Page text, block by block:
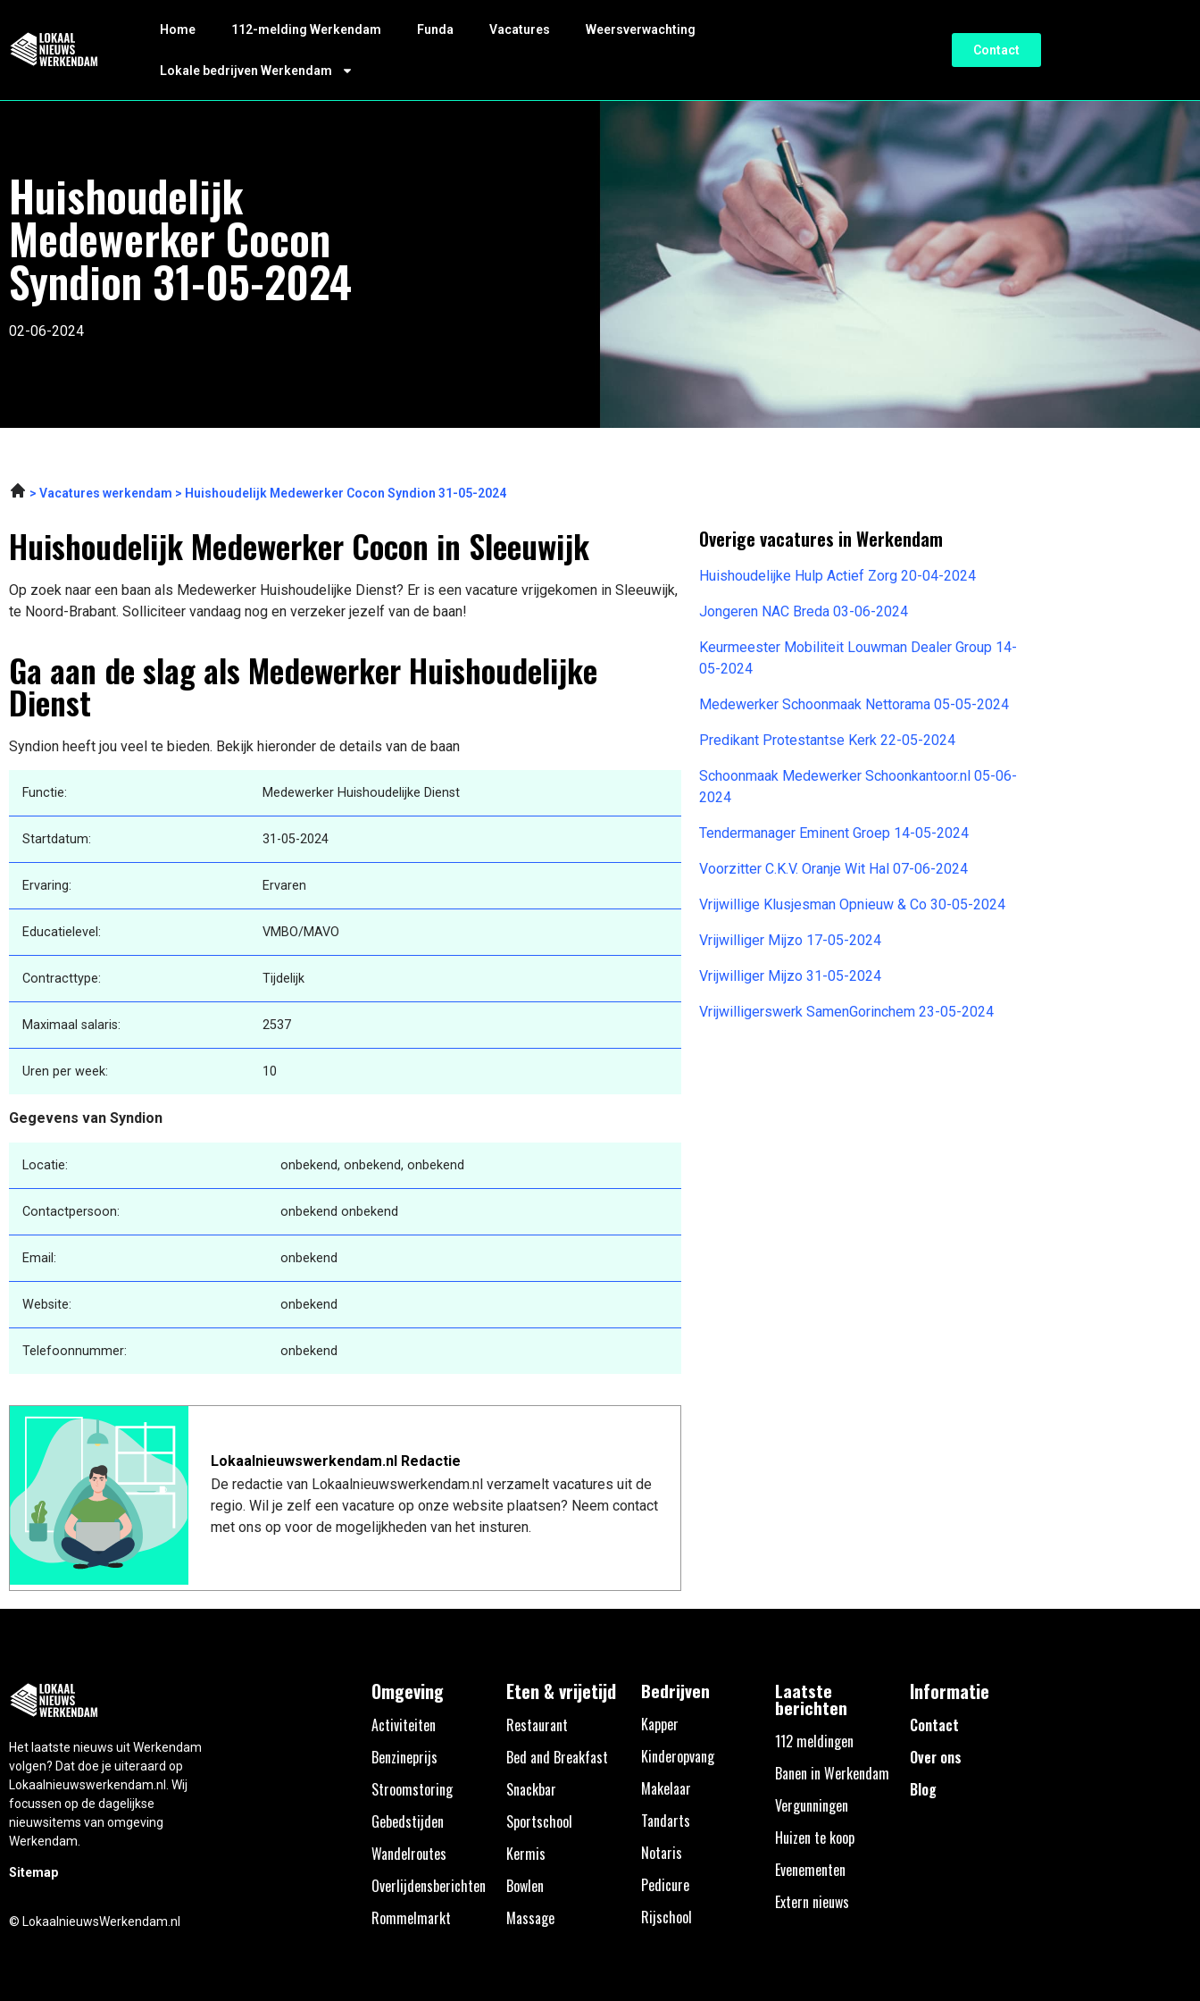
Home 112-melding Werkendam Funda Vacatures Weersverwachting
Lokale bedrijven Werkendam
Contact
Huishoudelijk
Medewerker Cocon
Syndion 31-05-2024
02-06-2024
Vacatures werkendam Huishoudelijk Medewerker Cocon Syndion 31-05-2024
Huishoudelijk Medewerker Cocon in Sleeuwijk
Op zoek naar een baan als Medewerker Huishoudelijke Dienst? Er is een vacature vrijgekomen in Sleeuwijk,
te Noord-Brabant. Solliciteer vandaag nog en verzeker jezelf van de baan!
Ga aan de slag als Medewerker Huishoudelijke
Dienst
Syndion heeft jou veel te bieden. Bekijk hieronder de details van de baan
Functie: Medewerker Huishoudelijke Dienst
Startdatum: 31-05-2024
Ervaring: Ervaren
Educatielevel: VMBO/MAVO
Contracttype: Tijdelijk
Maximaal salaris: 2537
Uren per week: 10
Gegevens van Syndion
Locatie: onbekend, onbekend, onbekend
Contactpersoon: onbekend onbekend
Email: onbekend
Website: onbekend
Telefoonnummer: onbekend
Lokaalnieuwswerkendam.nl Redactie
De redactie van Lokaalnieuwswerkendam.nl verzamelt vacatures uit de
regio. Wil je zelf een vacature op onze website plaatsen? Neem contact
met ons op voor de mogelijkheden van het insturen.
Overige vacatures in Werkendam
Huishoudelijke Hulp Actief Zorg 20-04-2024
Jongeren NAC Breda 03-06-2024
Keurmeester Mobiliteit Louwman Dealer Group 14-
05-2024
Medewerker Schoonmaak Nettorama 05-05-2024
Predikant Protestantse Kerk 22-05-2024
Schoonmaak Medewerker Schoonkantoor.nl 05-06-
2024
Tendermanager Eminent Groep 14-05-2024
Voorzitter C.K.V. Oranje Wit Hal 07-06-2024
Vrijwillige Klusjesman Opnieuw & Co 30-05-2024
Vrijwilliger Mijzo 17-05-2024
Vrijwilliger Mijzo 31-05-2024
Vrijwilligerswerk SamenGorinchem 23-05-2024
Het laatste nieuws uit Werkendam
volgen? Dat doe je uiteraard op
Lokaalnieuwswerkendam.nl. Wij
focussen op de dagelijkse
nieuwsitems van omgeving
Werkendam.
Sitemap
© LokaalnieuwsWerkendam.nl
Omgeving
Activiteiten
Benzineprijs
Stroomstoring
Gebedstijden
Wandelroutes
Overlijdensberichten
Rommelmarkt
Eten & vrijetijd
Restaurant
Bed and Breakfast
Snackbar
Sportschool
Kermis
Bowlen
Massage
Bedrijven
Kapper
Kinderopvang
Makelaar
Tandarts
Notaris
Pedicure
Rijschool
Laatste
berichten
112 meldingen
Banen in Werkendam
Vergunningen
Huizen te koop
Evenementen
Extern nieuws
Informatie
Contact
Over ons
Blog